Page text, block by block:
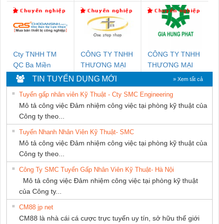
NAM
SETSUBI VIỆT
NAM
MARINE
SUPPLY
Cty TNHH TM
QC Ba Miền
CÔNG TY TNHH
THƯƠNG MẠI
THIÊN ÂN VIỆT
NAM
CÔNG TY TNHH
THƯƠNG MẠI
DỊCH VỤ KỸ
THUẬT ĐIỆN CƠ
GIA HƯNG
PHÁT
TIN TUYỂN DỤNG MỚI » Xem tất cả
Tuyển gấp nhân viên Kỹ Thuật - Cty SMC Engineering
Mô tả công việc Đảm nhiệm công việc tại phòng kỹ thuật của
Công ty theo...
Tuyển Nhanh Nhân Viên Kỹ Thuật- SMC
Mô tả công việc Đảm nhiệm công việc tại phòng kỹ thuật của
Công ty theo...
Công Ty SMC Tuyển Gấp Nhân Viên Kỹ Thuật- Hà Nội
Mô tả công việc Đảm nhiệm công việc tại phòng kỹ thuật
của Công ty...
CM88 jp net
CM88 là nhà cái cá cược trực tuyến uy tín, sở hữu thế giới